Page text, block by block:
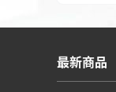
最新商品